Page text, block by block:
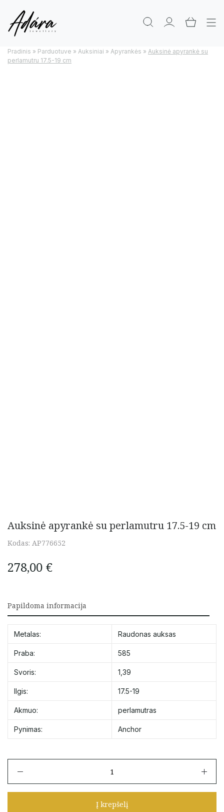
Pradinis » Parduotuve » Auksiniai » Apyrankės » Auksinė apyrankė su
perlamutru 17.5-19 cm
Auksinė apyrankė su perlamutru 17.5-19 cm
Kodas: AP776652
278,00 €
Papildoma informacija
Metalas: Raudonas auksas
Praba: 585
Svoris: 1,39
Ilgis: 17.5-19
Akmuo: perlamutras
Pynimas: Anchor
Auksinė
Į krepšelį